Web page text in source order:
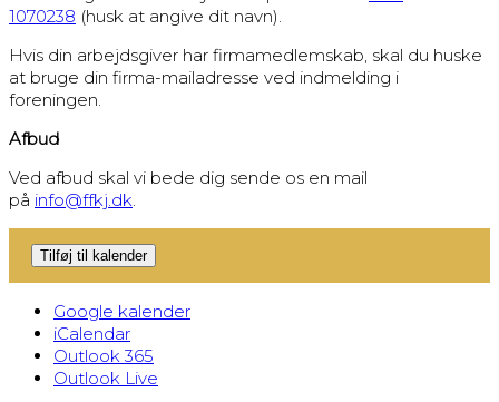
1070238 (husk at angive dit navn).
Hvis din arbejdsgiver har firmamedlemskab, skal du huske
at bruge din firma-mailadresse ved indmelding i
foreningen.
Afbud
Ved afbud skal vi bede dig sende os en mail
på info@ffkj.dk.
Tilføj til kalender
Google kalender
iCalendar
Outlook 365
Outlook Live